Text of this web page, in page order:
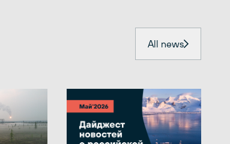
All news